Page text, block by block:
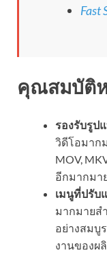
Fast
คุณสมบัติ
รองรับรูป
วิดีโอมาก
MOV,
อีกมากมา
เมนูที่ปรับ
มากมายส
อย่างสมบู
งานของ